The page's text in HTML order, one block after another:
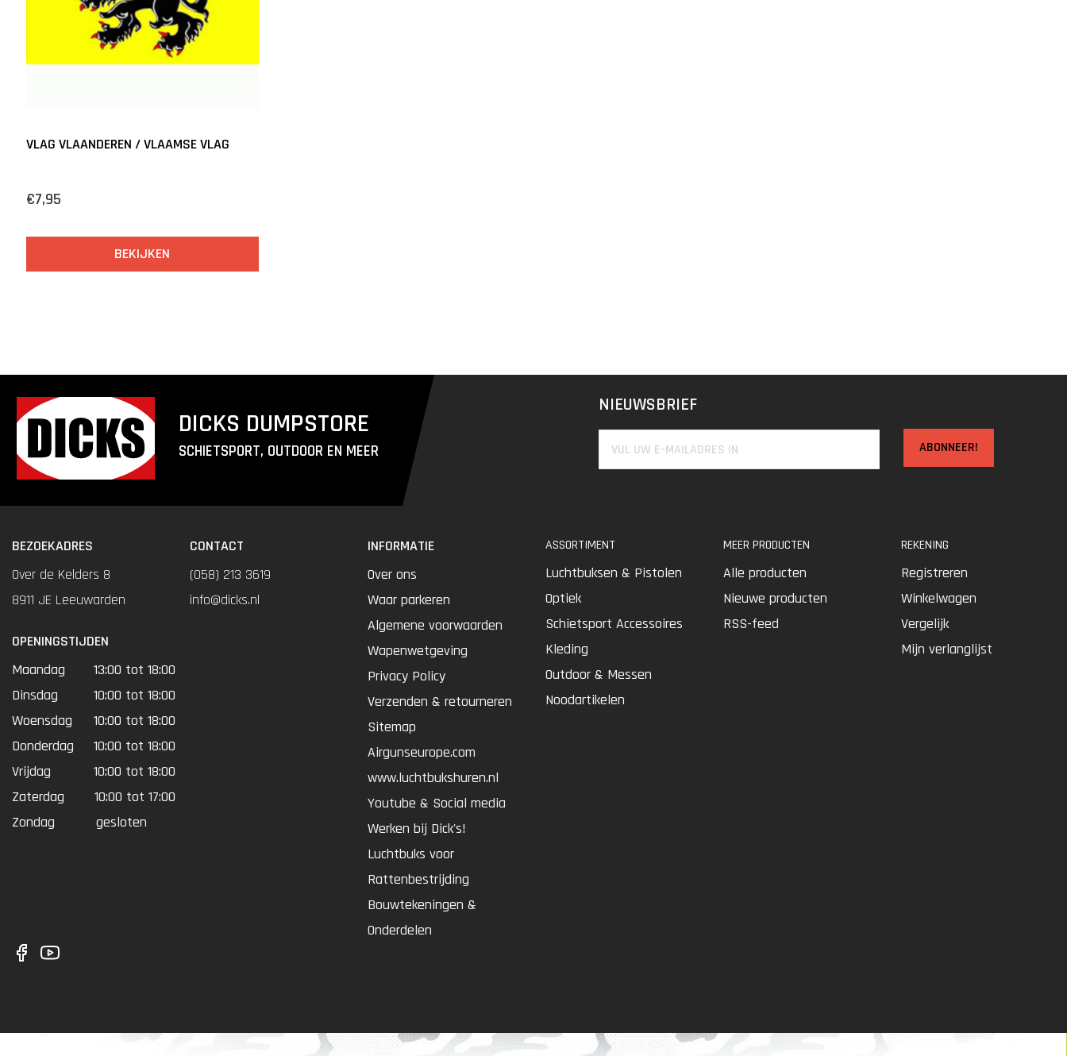
VLAG VLAANDEREN / VLAAMSE VLAG
€7,95
BEKIJKEN
DICKS DUMPSTORE
SCHIETSPORT, OUTDOOR EN MEER
NIEUWSBRIEF
ABONNEER!
BEZOEKADRES
Over de Kelders 8
8911 JE Leeuwarden
OPENINGSTIJDEN
Maandag
13:00 tot 18:00
Dinsdag
10:00 tot 18:00
Woensdag
10:00 tot 18:00
Donderdag
10:00 tot 18:00
Vrijdag
10:00 tot 18:00
Zaterdag
10:00 tot 17:00
Zondag
gesloten
CONTACT
(058) 213 3619
info@dicks.nl
INFORMATIE
Over ons
Waar parkeren
Algemene voorwaarden
Wapenwetgeving
Privacy Policy
Verzenden & retourneren
Sitemap
Airgunseurope.com
www.luchtbukshuren.nl
Youtube & Social media
Werken bij Dick's!
Luchtbuks voor
Rattenbestrijding
Bouwtekeningen &
Onderdelen
ASSORTIMENT
Luchtbuksen & Pistolen
Optiek
Schietsport Accessoires
Kleding
Outdoor & Messen
Noodartikelen
MEER PRODUCTEN
Alle producten
Nieuwe producten
RSS-feed
REKENING
Registreren
Winkelwagen
Vergelijk
Mijn verlanglijst